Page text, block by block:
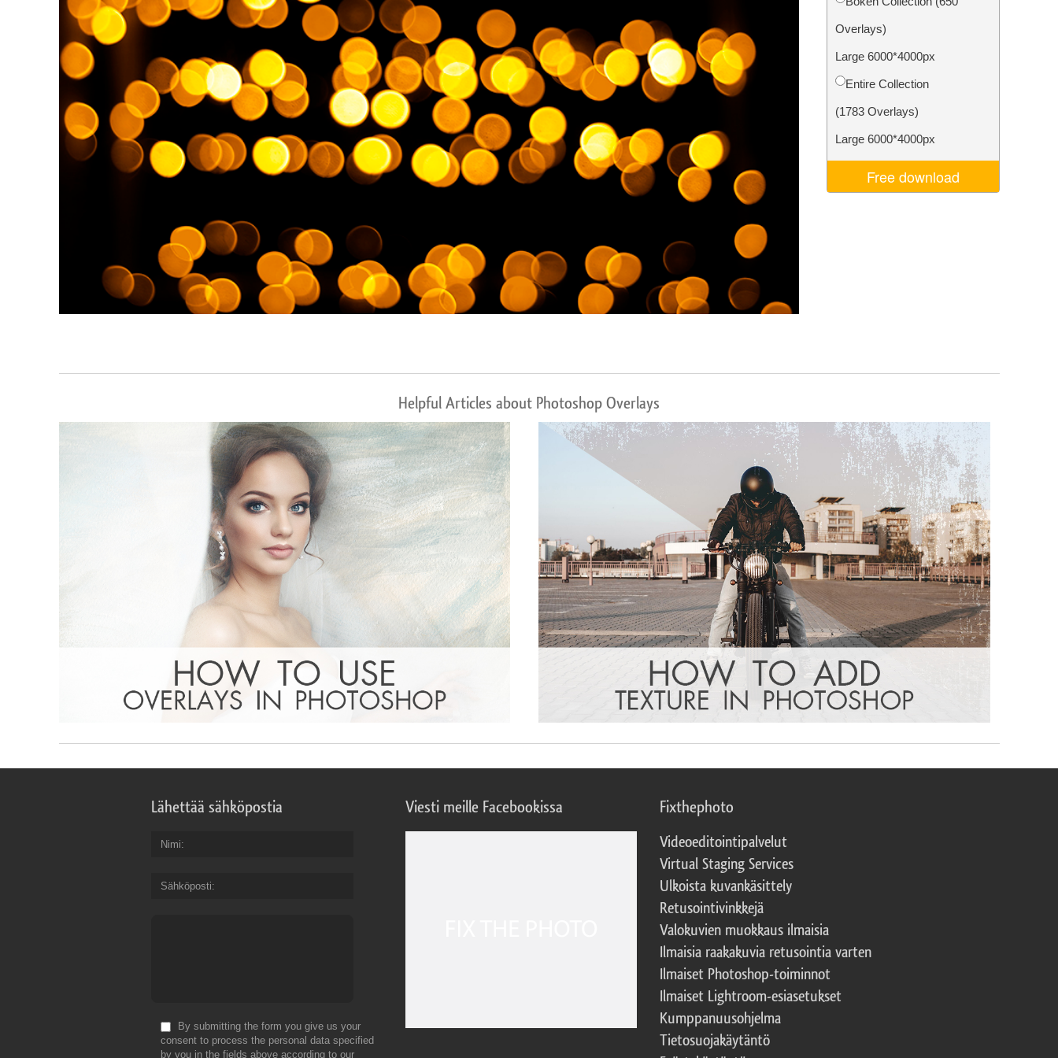
Tuotteen valokuvien muokkaus Korujen valokuvien muokkaus AI-koulutusdata
Overlays)
Large 6000*4000px
Entire Collection
(1783 Overlays)
Large 6000*4000px
Free download
Helpful Articles about Photoshop Overlays
Lähettää sähköpostia
Nimi
Sähköposti
By submitting the form you give us your
consent to process the personal data specified
by you in the fields above according to our
Viesti meille Facebookissa Fixthephoto
Videoeditointipalvelut
Virtual Staging Services
Ulkoista kuvankäsittely
Retusointivinkkejä
Valokuvien muokkaus ilmaisia
Ilmaisia raakakuvia retusointia varten
Ilmaiset Photoshop-toiminnot
Ilmaiset Lightroom-esiasetukset
Kumppanuusohjelma
Tietosuojakäytäntö